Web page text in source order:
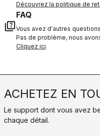
Découvrez la politique de
quiz
FAQ
Vous avez d'autres
Pas de problème, nous
Cliquez ici.
ACHETEZ EN
Le support dont vous avez
chaque détail.